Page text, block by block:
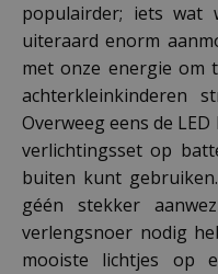
populairder; iets wat
uiteraard enorm
met onze energie om
achterkleinkinderen
Overweeg eens de
verlichtingsset op
buiten kunt
géén stekker
verlengsnoer nodig
mooiste lichtjes op